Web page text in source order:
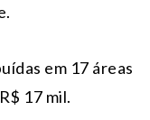
em 17 áreas
17 mil.